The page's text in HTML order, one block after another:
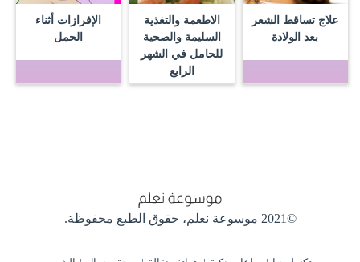
علاج تساقط الشعر
بعد الولادة
الاطعمة والتغذية
السليمة والصحية
للحامل في الشهر
الرابع
الإفرازات أثناء
الحمل
©2021 موسوعة نعلم، حقوق الطبع محفوظة.